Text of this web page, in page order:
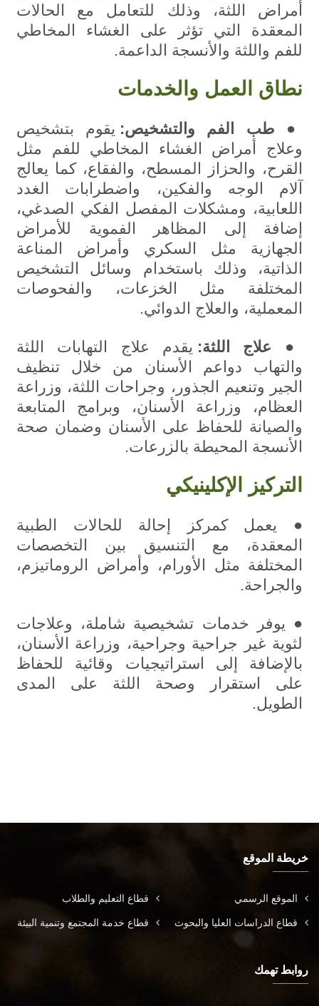
مؤتمرات الكلية
أمراض اللثة، وذلك للتعامل مع الحالات
المعقدة التي تؤثر على الغشاء المخاطي
للفم واللثة والأنسجة الداعمة.
نطاق العمل والخدمات
● طب الفم والتشخيص: يقوم بتشخيص
وعلاج أمراض الغشاء المخاطي للفم مثل
القرح، والحزاز المسطح، والفقاع، كما يعالج
آلام الوجه والفكين، واضطرابات الغدد
اللعابية، ومشكلات المفصل الفكي الصدغي،
إضافة إلى المظاهر الفموية للأمراض
الجهازية مثل السكري وأمراض المناعة
الذاتية، وذلك باستخدام وسائل التشخيص
المختلفة مثل الخزعات، والفحوصات
المعملية، والعلاج الدوائي.
● علاج اللثة: يقدم علاج التهابات اللثة
والتهاب دواعم الأسنان من خلال تنظيف
الجير وتنعيم الجذور، وجراحات اللثة، وزراعة
العظام، وزراعة الأسنان، وبرامج المتابعة
والصيانة للحفاظ على الأسنان وضمان صحة
الأنسجة المحيطة بالزرعات.
التركيز الإكلينيكي
● يعمل كمركز إحالة للحالات الطبية
المعقدة، مع التنسيق بين التخصصات
المختلفة مثل الأورام، وأمراض الروماتيزم،
والجراحة.
● يوفر خدمات تشخيصية شاملة، وعلاجات
لثوية غير جراحية وجراحية، وزراعة الأسنان،
بالإضافة إلى استراتيجيات وقائية للحفاظ
على استقرار وصحة اللثة على المدى
الطويل.
خريطة الموقع
الموقع الرسمي قطاع التعليم والطلاب
قطاع الدراسات العليا والبحوث قطاع خدمة المجتمع وتنمية البيئة
روابط تهمك